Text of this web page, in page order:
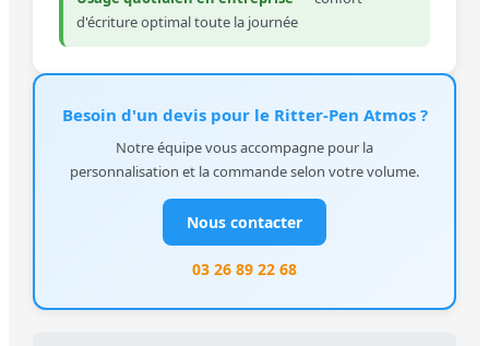
d'écriture optimal toute la journée
Besoin d'un devis pour le Ritter-Pen Atmos ?
Notre équipe vous accompagne pour la
personnalisation et la commande selon votre volume.
Nous contacter
03 26 89 22 68